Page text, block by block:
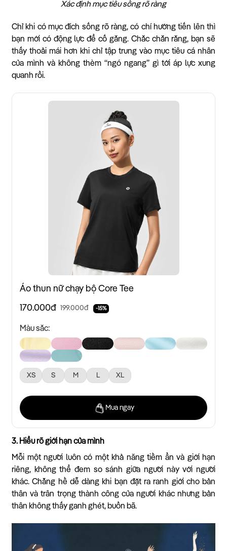
Xác định mục tiêu sống rõ ràng
Chỉ khi có mục đích sống rõ ràng, có chí hướng tiến lên thì
bạn mới có động lực để cố gắng. Chắc chắn rằng, bạn sẽ
thấy thoải mái hơn khi chỉ tập trung vào mục tiêu cá nhân
của mình và không thèm “ngó ngang” gì tới áp lực xung
quanh rồi.
Áo thun nữ chạy bộ Core Tee
170.000đ 199.000đ -15%
Màu sắc:
XS S M L XL
Mua ngay
3. Hiểu rõ giới hạn của mình
Mỗi một người luôn có một khả năng tiềm ẩn và giới hạn
riêng, không thể đem so sánh giữa người này với người
khác. Chẳng hề dễ dàng khi bạn đặt ra ranh giới cho bản
thân và trân trọng thành công của người khác nhưng bản
thân không thấy ganh ghét, buồn bã.